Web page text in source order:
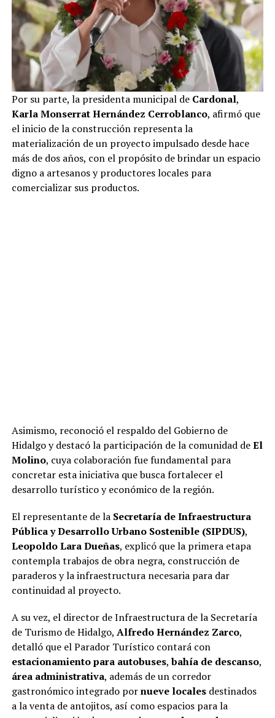
Por su parte, la presidenta municipal de Cardonal,
Karla Monserrat Hernández Cerroblanco, afirmó que
el inicio de la construcción representa la
materialización de un proyecto impulsado desde hace
más de dos años, con el propósito de brindar un espacio
digno a artesanos y productores locales para
comercializar sus productos.
Asimismo, reconoció el respaldo del Gobierno de
Hidalgo y destacó la participación de la comunidad deEl
Molino, cuya colaboración fue fundamental para
concretar esta iniciativa que busca fortalecer el
desarrollo turístico y económico de la región.
El representante de la Secretaría de Infraestructura
Pública y Desarrollo Urbano Sostenible (SIPDUS),
Leopoldo Lara Dueñas, explicó que la primera etapa
contempla trabajos de obra negra, construcción de
paraderos y la infraestructura necesaria para dar
continuidad al proyecto.
A su vez, el director de Infraestructura de la Secretaría
de Turismo de Hidalgo, Alfredo Hernández Zarco,
detalló que el Parador Turístico contará con
estacionamiento para autobuses,bahía de descanso,
área administrativa, además de un corredor
gastronómico integrado pornueve localesdestinados
a la venta de antojitos, así como espacios para la